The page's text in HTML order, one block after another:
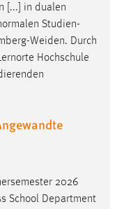
[...] in dualen
Studien-
Weiden. Durch
Hochschule
2026
School Department